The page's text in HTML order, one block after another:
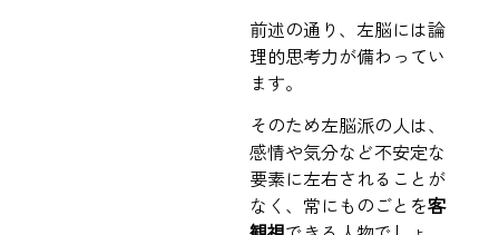
前述の通り、左脳には論
理的思考力が備わってい
ます。
そのため左脳派の人は、
感情や気分など不安定な
要素に左右されることが
なく、常にものごとを客